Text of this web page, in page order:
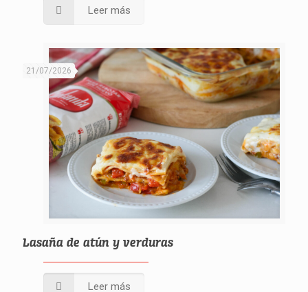
Leer más
21/07/2026
Lasaña de atún y verduras
Leer más